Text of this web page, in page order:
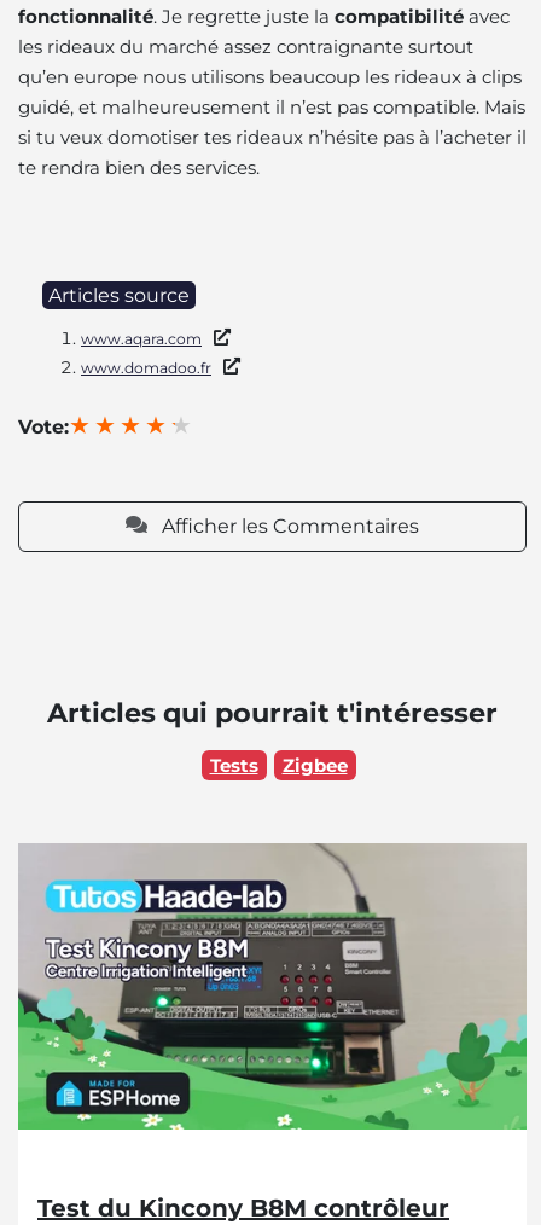
fonctionnalité. Je regrette juste la compatibilité avec
les rideaux du marché assez contraignante surtout
qu’en europe nous utilisons beaucoup les rideaux à clips
guidé, et malheureusement il n’est pas compatible. Mais
si tu veux domotiser tes rideaux n’hésite pas à l’acheter il
te rendra bien des services.
Articles source
www.aqara.com
www.domadoo.fr
Vote:
Afficher les Commentaires
Articles qui pourrait t'intéresser
Tests Zigbee
Test du Kincony B8M contrôleur